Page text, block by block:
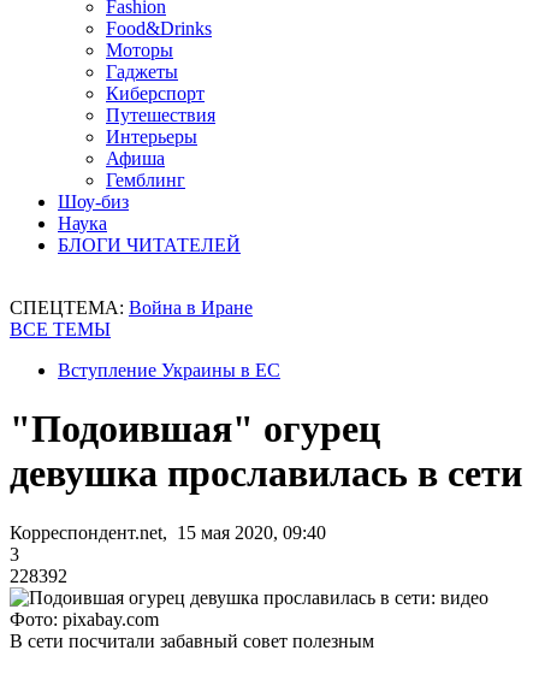
Fashion
Food&Drinks
Моторы
Гаджеты
Киберспорт
Путешествия
Интерьеры
Афиша
Гемблинг
Шоу-биз
Наука
БЛОГИ ЧИТАТЕЛЕЙ
СПЕЦТЕМА: Война в Иране
ВСЕ ТЕМЫ
Вступление Украины в ЕС
"Подоившая" огурец
девушка прославилась в сети
Корреспондент.net, 15 мая 2020, 09:40
3
228392
Фото: pixabay.com
В сети посчитали забавный совет полезным